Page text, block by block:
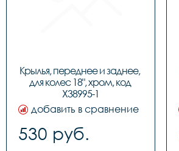
Крылья, переднее и заднее,
для колес 18", хром, код
Х38995-1
добавить в сравнение
530 руб.